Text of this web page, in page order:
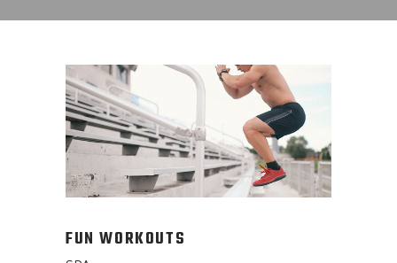
FUN WORKOUTS